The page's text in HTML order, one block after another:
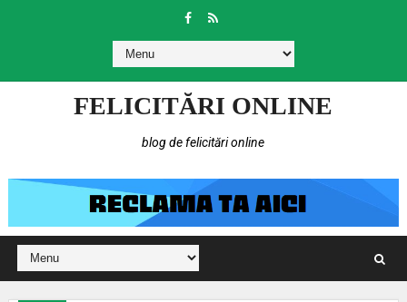
FELICITĂRI ONLINE
blog de felicitări online